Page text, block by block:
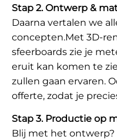
Stap 2. Ontwerp &
Daarna vertalen we
concepten.Met 3D-
sfeerboards zie je
eruit kan komen te
zullen gaan ervaren.
offerte, zodat je
Stap 3. Productie op
Blij met het ontwerp?